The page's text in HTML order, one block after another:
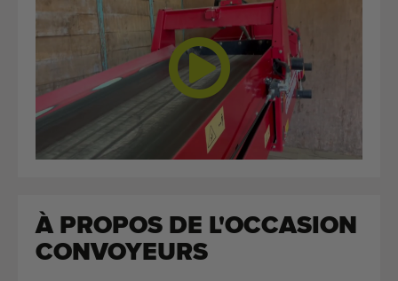
À PROPOS DE L'OCCASION
CONVOYEURS